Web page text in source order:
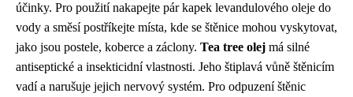
účinky. Pro použití nakapejte pár kapek levandulového oleje do
vody a směsí postříkejte místa, kde se štěnice mohou vyskytovat,
jako jsou postele, koberce a záclony. Tea tree olej má silné
antiseptické a insekticidní vlastnosti. Jeho štiplavá vůně štěnicím
vadí a narušuje jejich nervový systém. Pro odpuzení štěnic